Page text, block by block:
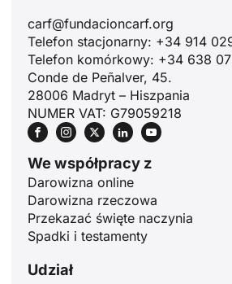
carf@fundacioncarf.org
Telefon stacjonarny: +34 914
Telefon komórkowy: +34 638
Conde de Peñalver, 45.
28006 Madryt – Hiszpania
NUMER VAT: G79059218
We współpracy z
Darowizna online
Darowizna rzeczowa
Przekazać święte naczynia
Spadki i testamenty
Udział